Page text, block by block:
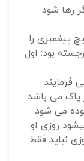
رها شود
پیغمبری را
بود: اول
فرمایند
پاک می باشد.
می شود.
روزی او
نباید فقط